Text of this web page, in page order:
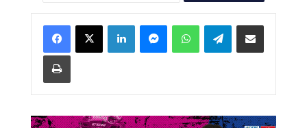
LinkedInMessengerWhatsAppTelegramTeilen via Mail
Drucken